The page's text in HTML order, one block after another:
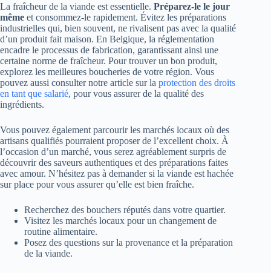
La fraîcheur de la viande est essentielle. Préparez-le le jour
même et consommez-le rapidement. Évitez les préparations
industrielles qui, bien souvent, ne rivalisent pas avec la qualité
d’un produit fait maison. En Belgique, la réglementation
encadre le processus de fabrication, garantissant ainsi une
certaine norme de fraîcheur. Pour trouver un bon produit,
explorez les meilleures boucheries de votre région. Vous
pouvez aussi consulter notre article sur la protection des droits
en tant que salarié, pour vous assurer de la qualité des
ingrédients.
Vous pouvez également parcourir les marchés locaux où des
artisans qualifiés pourraient proposer de l’excellent choix. À
l’occasion d’un marché, vous serez agréablement surpris de
découvrir des saveurs authentiques et des préparations faites
avec amour. N’hésitez pas à demander si la viande est hachée
sur place pour vous assurer qu’elle est bien fraîche.
Recherchez des bouchers réputés dans votre quartier.
Visitez les marchés locaux pour un changement de
routine alimentaire.
Posez des questions sur la provenance et la préparation
de la viande.